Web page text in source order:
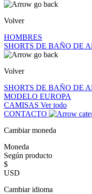
Volver
HOMBRES
SHORTS DE BAÑO DE
Volver
SHORTS DE BAÑO DE
MODELO EUROPA
CAMISAS Ver todo
CONTACTO
Cambiar moneda
Moneda
Según producto
$
USD
Cambiar idioma